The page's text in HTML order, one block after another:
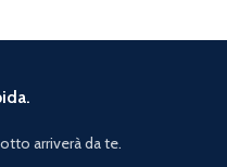
arriverà da te.